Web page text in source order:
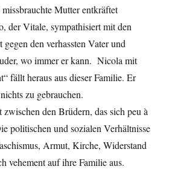
Mutter entkräftet
der Vitale, sympathisiert mit den
gegen den verhassten Vater und
wo immer er kann. Nicola mit
fällt heraus aus dieser Familie. Er
zu gebrauchen.
zwischen den Brüdern, das sich peu à
politischen und sozialen Verhältnisse
Armut, Kirche, Widerstand
vehement auf ihre Familie aus.